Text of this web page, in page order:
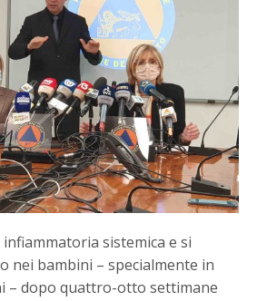
sistemica e si
nei bambini – specialmente in
– dopo quattro-otto settimane